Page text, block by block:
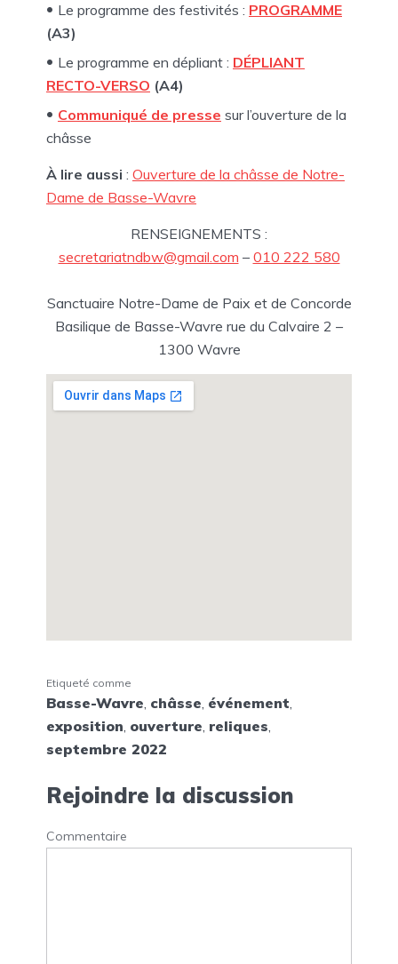
Le programme des festivités : PROGRAMME
(A3)
Le programme en dépliant : DÉPLIANT
RECTO-VERSO (A4)
Communiqué de presse sur l’ouverture de la
châsse
À lire aussi : Ouverture de la châsse de Notre-
Dame de Basse-Wavre
RENSEIGNEMENTS :
secretariatndbw@gmail.com – 010 222 580
Sanctuaire Notre-Dame de Paix et de Concorde
Basilique de Basse-Wavre rue du Calvaire 2 –
1300 Wavre
Etiqueté comme
Basse-Wavre, châsse, événement,
exposition, ouverture, reliques,
septembre 2022
Rejoindre la discussion
Commentaire